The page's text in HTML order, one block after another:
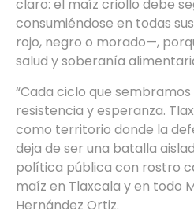
claro: el maíz criollo debe
consumiéndose en todas
rojo, negro o morado—,
salud y soberanía
“Cada ciclo que
resistencia y esperanza.
como territorio donde la
deja de ser una batalla
política pública con rostro
maíz en Tlaxcala y en todo
Hernández Ortiz.